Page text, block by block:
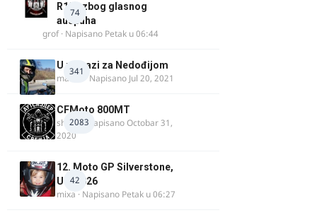
74
R125 zbog glasnog
auspuha
grof· Napisano Petak u 06:44
341
U potrazi za Nedođijom
makikt · Napisano Jul 20, 2021
2083
CFMoto 800MT
shlem· NapisanoOctobar 31,
2020
42
12. Moto GP Silverstone,
UK, 2026
mixa · Napisano Petak u 06:27